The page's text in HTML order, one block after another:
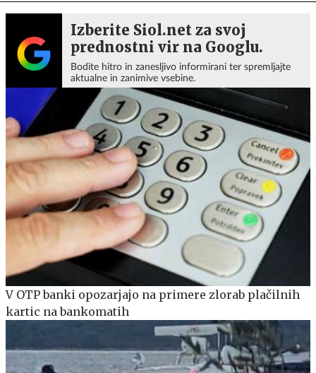
Izberite Siol.net za svoj
prednostni vir na Googlu.
Bodite hitro in zanesljivo informirani ter spremljajte
aktualne in zanimive vsebine.
V OTP banki opozarjajo na primere zlorab plačilnih
kartic na bankomatih